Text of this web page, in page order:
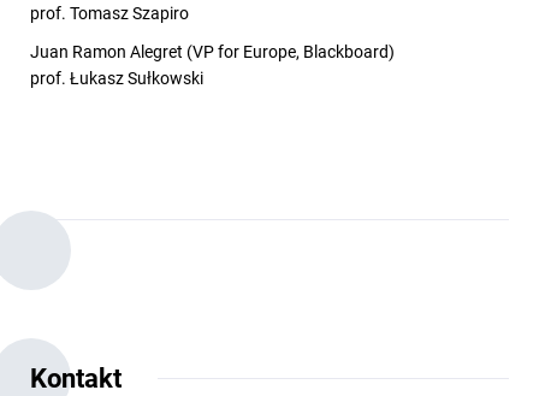
prof. Tomasz Szapiro
Juan Ramon Alegret (VP for Europe, Blackboard)
prof. Łukasz Sułkowski
Kontakt